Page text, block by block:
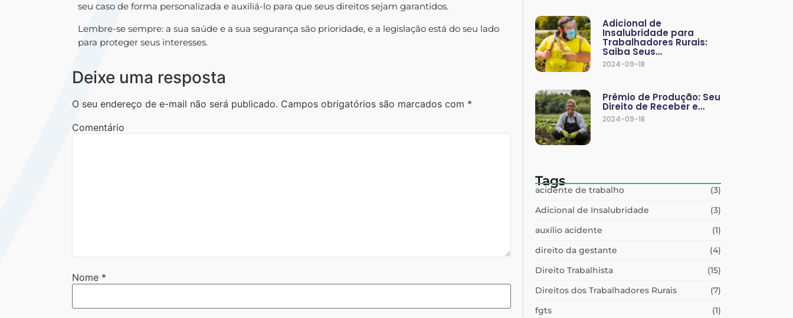
seu caso de forma personalizada e auxiliá-lo para que seus direitos sejam garantidos.
Lembre-se sempre: a sua saúde e a sua segurança são prioridade, e a legislação está do seu lado
para proteger seus interesses.
Deixe uma resposta
O seu endereço de e-mail não será publicado. Campos obrigatórios são marcados com *
Comentário
Nome *
Adicional de
Insalubridade para
Trabalhadores Rurais:
Saiba Seus…
2024-09-18
Prêmio de Produção: Seu
Direito de Receber e…
2024-09-18
Tags
acidente de trabalho
(3)
Adicional de Insalubridade
(3)
auxílio acidente
(1)
direito da gestante
(4)
Direito Trabalhista
(15)
Direitos dos Trabalhadores Rurais
(7)
fgts
(1)